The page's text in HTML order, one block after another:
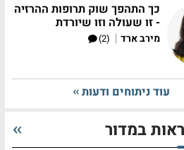
כך התהפך שוק תרופות ההרזיה
- זו שעולה וזו שיורדת
מירב ארד |
(2)
עוד ניתוחים ודעות
במדור